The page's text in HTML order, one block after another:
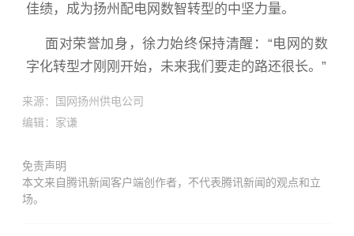
佳绩，成为扬州配电网数智转型的中坚力量。
面对荣誉加身，徐力始终保持清醒：“电网的数
字化转型才刚刚开始，未来我们要走的路还很长。”
来源：国网扬州供电公司
编辑：家谦
免责声明
本文来自腾讯新闻客户端创作者，不代表腾讯新闻的观点和立
场。